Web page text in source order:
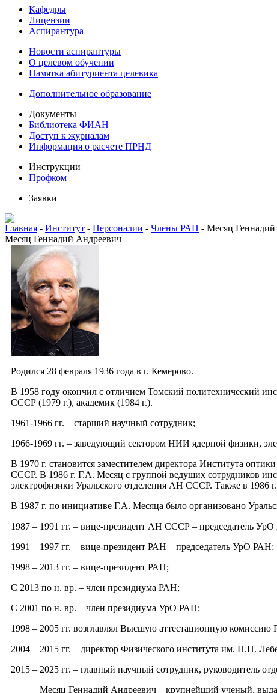
Кафедры
Лицензии
Аспирантура
Новости аспирантуры
О целевом обучении
Памятка абитуриента целевика
Дополнительное образование
Документы
Библиотека ФИАН
Доступ к журналам
Информация о расчете ПРНД
Инструкции
Профком
Заявки
Главная - Институт - Персоналии - Члены РАН - Месяц
Месяц Геннадий Андреевич
Родился 28 февраля 1936 года в г. Кемерово.
В 1958 году окончил с отличием Томский политехнический
СССР (1979 г.), академик (1984 г.).
1961-1966 гг. – старший научный сотрудник;
1966-1969 гг. – заведующий сектором НИИ ядерной физики,
В 1970 г. становится заместителем директора Института
СССР. В 1986 г. Г.А. Месяц с группой ведущих сотрудников
электрофизики Уральского отделения АН СССР. Также в
В 1987 г. по инициативе Г.А. Месяца было организовано
1987 – 1991 гг. – вице-президент АН СССР – председатель
1991 – 1997 гг. – вице-президент РАН – председатель УрО РАН;
1998 – 2013 гг. – вице-президент РАН;
С 2013 по н. вр. – член президиума РАН;
С 2001 по н. вр. – член президиума УрО РАН;
1998 – 2005 гг. возглавлял Высшую аттестационную комиссию
2004 – 2015 гг. – директор Физического института им. П.Н.
2015 – 2025 гг. – главный научный сотрудник, руководитель
Месяц Геннадий Андреевич – крупнейший ученый,